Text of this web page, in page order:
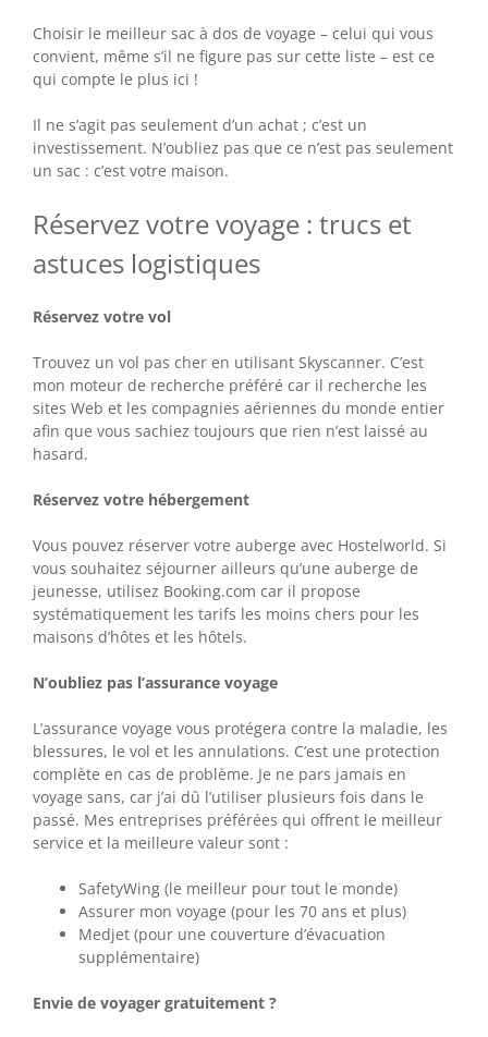
Choisir le meilleur sac à dos de voyage – celui qui vous
convient, même s’il ne figure pas sur cette liste – est ce
qui compte le plus ici !
Il ne s’agit pas seulement d’un achat ; c’est un
investissement. N’oubliez pas que ce n’est pas seulement
un sac : c’est votre maison.
Réservez votre voyage : trucs et
astuces logistiques
Réservez votre vol
Trouvez un vol pas cher en utilisant Skyscanner. C’est
mon moteur de recherche préféré car il recherche les
sites Web et les compagnies aériennes du monde entier
afin que vous sachiez toujours que rien n’est laissé au
hasard.
Réservez votre hébergement
Vous pouvez réserver votre auberge avec Hostelworld. Si
vous souhaitez séjourner ailleurs qu’une auberge de
jeunesse, utilisez Booking.com car il propose
systématiquement les tarifs les moins chers pour les
maisons d’hôtes et les hôtels.
N’oubliez pas l’assurance voyage
L’assurance voyage vous protégera contre la maladie, les
blessures, le vol et les annulations. C’est une protection
complète en cas de problème. Je ne pars jamais en
voyage sans, car j’ai dû l’utiliser plusieurs fois dans le
passé. Mes entreprises préférées qui offrent le meilleur
service et la meilleure valeur sont :
SafetyWing (le meilleur pour tout le monde)
Assurer mon voyage (pour les 70 ans et plus)
Medjet (pour une couverture d’évacuation
supplémentaire)
Envie de voyager gratuitement ?